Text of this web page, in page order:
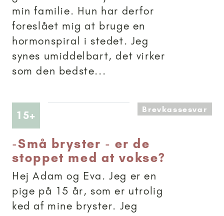
min familie. Hun har derfor
foreslået mig at bruge en
hormonspiral i stedet. Jeg
synes umiddelbart, det virker
som den bedste...
15+ Artikler anbefalet til 15+Brevkassesvar
-Små bryster - er de
stoppet med at vokse?
Hej Adam og Eva. Jeg er en
pige på 15 år, som er utrolig
ked af mine bryster. Jeg